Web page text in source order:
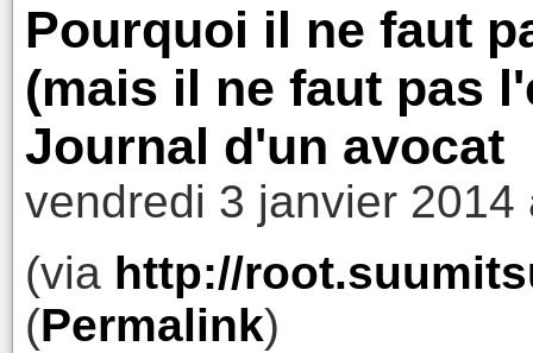
Pourquoi il ne faut
(mais il ne faut pas
Journal d'un avocat
vendredi 3 janvier 2014
(via http://
(Permalink)